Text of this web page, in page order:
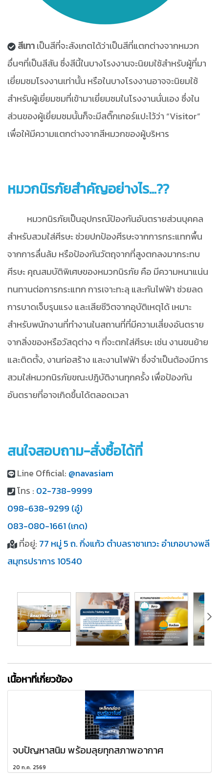
สีเทาเป็นสีที่จะสังเกตได้ว่าเป็นสีที่แตกต่างจากหมวก
อื่นๆที่เป็นสีสัน ซึ่งสีนี้ในบางโรงงานจะนิยมใช้สำหรับผู้ที่มา
เยี่ยมชมโรงงานเท่านั้น หรือในบางโรงงานอาจจะนิยมใช้
สำหรับผู้เยี่ยมชมที่เข้ามาเยี่ยมชมในโรงงานนั่นเอง ซึ่งใน
ส่วนของผู้เยี่ยมชมนั้นก็จะมีสติ๊กเกอร์แปะไว้ว่า “Visitor”
เพื่อให้มีความแตกต่างจากสีหมวกของผู้บริหาร
หมวกนิรภัยสำคัญอย่างไร…??
หมวกนิรภัยเป็นอุปกรณ์ป้องกันอันตรายส่วนบุคคล
สำหรับสวมใส่ศีรษะ ช่วยปกป้องศีรษะจากการกระแทกพื้น
จากการลื่นล้ม หรือป้องกันวัตถุจากที่สูงตกลงมากระทบ
ศีรษะ คุณสมบัติพิเศษของหมวกนิรภัย คือ มีความหนาแน่น
ทนทานต่อการกระแทก การเจาะทะลุ และกันไฟฟ้า ช่วยลด
การบาดเจ็บรุนแรง และเสียชีวิตจากอุบัติเหตุได้ เหมาะ
สำหรับพนักงานที่ทำงานในสถานที่ที่มีความเสี่ยงอันตราย
จากสิ่งของหรือวัสดุต่าง ๆ ที่จะตกใส่ศีรษะ เช่น งานขนย้าย
และติดตั้ง, งานก่อสร้าง และงานไฟฟ้า ซึ่งจำเป็นต้องมีการ
สวมใส่หมวกนิรภัยขณะปฎิบัติงานทุกครั้ง เพื่อป้องกัน
อันตรายที่อาจเกิดขึ้นได้ตลอดเวลา
สนใจสอบถาม-สั่งซื้อได้ที่
Line Official: @navasiam
โทร : 02-738-9999
098-638-9299 (อู๋)
083-080-1661 (เกด)
ที่อยู่: 77 หมู่ 5 ถ. กิ่งแก้ว ตำบลราชาเทวะ อำเภอบางพลี
สมุทรปราการ 10540
เนื้อหาที่เกี่ยวข้อง
จบปัญหาสนิม พร้อมลุยทุกสภาพอากาศ
20 ก.ค. 2569